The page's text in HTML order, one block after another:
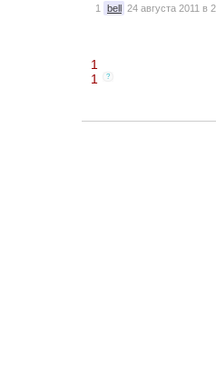
1 bell 24 августа 2011 в
1
1
?